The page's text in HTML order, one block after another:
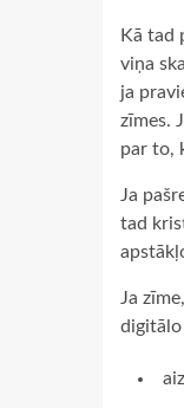
Kā tad
viņa
ja
zīmes.
par to,
Ja
tad
Ja